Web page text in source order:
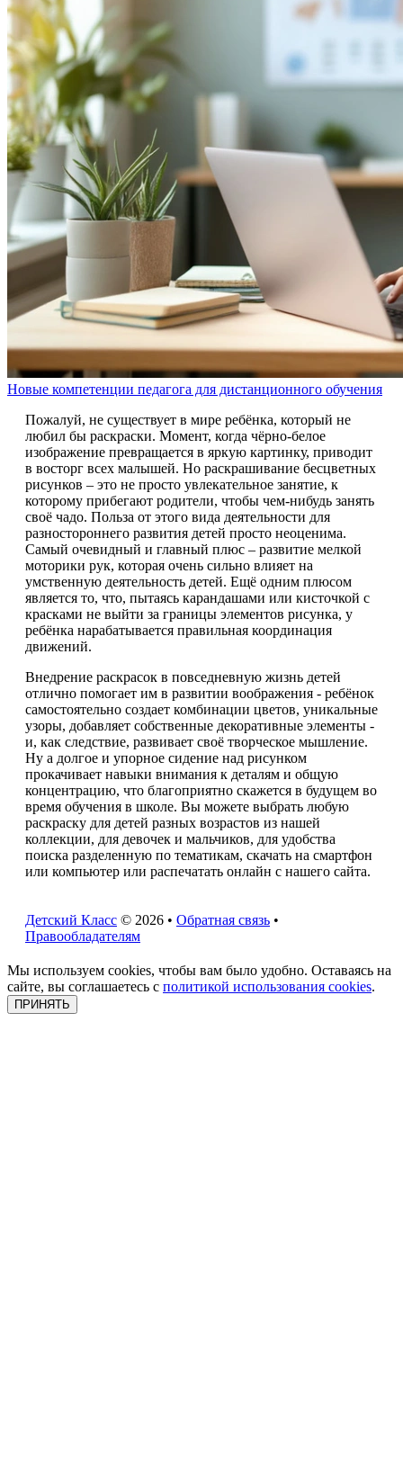
Новые компетенции педагога для дистанционного обучения
Пожалуй, не существует в мире ребёнка, который не
любил бы раскраски. Момент, когда чёрно-белое
изображение превращается в яркую картинку, приводит
в восторг всех малышей. Но раскрашивание бесцветных
рисунков – это не просто увлекательное занятие, к
которому прибегают родители, чтобы чем-нибудь занять
своё чадо. Польза от этого вида деятельности для
разностороннего развития детей просто неоценима.
Самый очевидный и главный плюс – развитие мелкой
моторики рук, которая очень сильно влияет на
умственную деятельность детей. Ещё одним плюсом
является то, что, пытаясь карандашами или кисточкой с
красками не выйти за границы элементов рисунка, у
ребёнка нарабатывается правильная координация
движений.
Внедрение раскрасок в повседневную жизнь детей
отлично помогает им в развитии воображения - ребёнок
самостоятельно создает комбинации цветов, уникальные
узоры, добавляет собственные декоративные элементы -
и, как следствие, развивает своё творческое мышление.
Ну а долгое и упорное сидение над рисунком
прокачивает навыки внимания к деталям и общую
концентрацию, что благоприятно скажется в будущем во
время обучения в школе. Вы можете выбрать любую
раскраску для детей разных возрастов из нашей
коллекции, для девочек и мальчиков, для удобства
поиска разделенную по тематикам, скачать на смартфон
или компьютер или распечатать онлайн с нашего сайта.
Детский Класс © 2026 • Обратная связь •
Правообладателям
Мы используем cookies, чтобы вам было удобно. Оставаясь на
сайте, вы соглашаетесь с политикой использования cookies.
ПРИНЯТЬ